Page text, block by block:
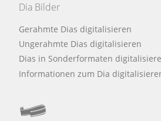
Dia Bilder
Gerahmte Dias digitalisieren
Ungerahmte Dias digitalisieren
Dias in Sonderformaten
Informationen zum Dia